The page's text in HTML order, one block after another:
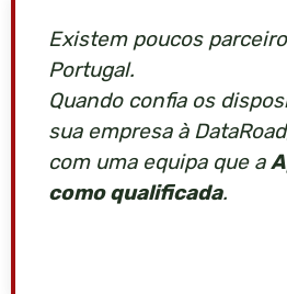
Existem poucos
Portugal.
Quando confia os
sua empresa à
com uma equipa que a
como qualificada.